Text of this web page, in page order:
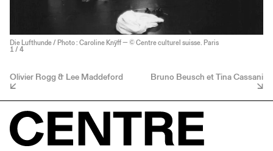
Die Lufthunde / Photo : Caroline Knÿff — © Centre culturel suisse. Paris
1 / 4
Olivier Rogg & Lee Maddeford Bruno Beusch et Tina Cassani